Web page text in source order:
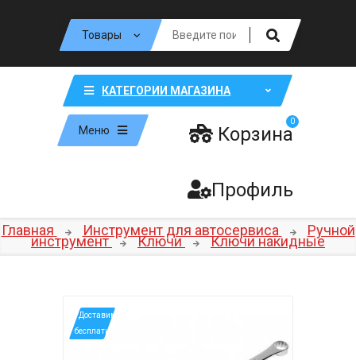
КАТЕГОРИИ МАГАЗИНА
Меню Корзина
0
Профиль
Главная Инструмент для автосервиса Ручной
инструмент Ключи Ключи накидные
*Доставим
бесплатно